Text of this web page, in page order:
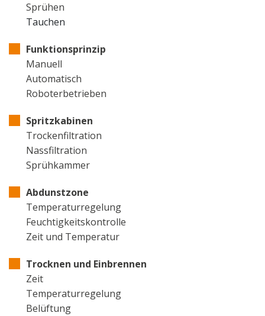
Sprühen
Tauchen
Funktionsprinzip
Manuell
Automatisch
Roboterbetrieben
Spritzkabinen
Trockenfiltration
Nassfiltration
Sprühkammer
Abdunstzone
Temperaturregelung
Feuchtigkeitskontrolle
Zeit und Temperatur
Trocknen und Einbrennen
Zeit
Temperaturregelung
Belüftung